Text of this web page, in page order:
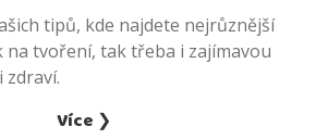
tipů, kde najdete nejrůznější
na tvoření, tak třeba i zajímavou
zdraví.
Více ❯